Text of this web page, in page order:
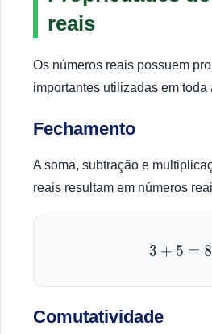
reais
Os números reais possuem
importantes utilizadas em toda
Fechamento
A soma, subtração e
reais resultam em números
3+5 =8
Comutatividade